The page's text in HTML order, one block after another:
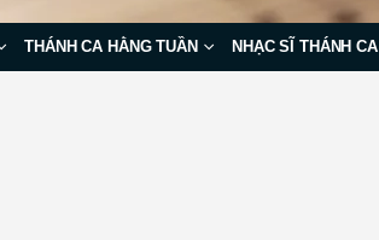
THÁNH CA HẰNG TUẦN NHẠC SĨ THÁNH CA